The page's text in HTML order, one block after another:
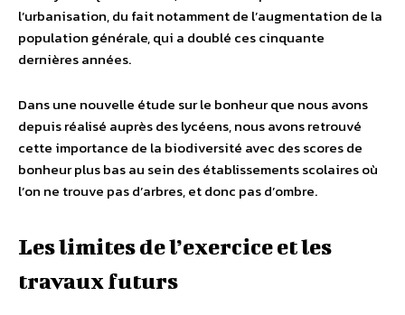
l’urbanisation, du fait notamment de l’augmentation de la
population générale, qui a doublé ces cinquante
dernières années.
Dans une nouvelle étude sur le bonheur que nous avons
depuis réalisé auprès des lycéens, nous avons retrouvé
cette importance de la biodiversité avec des scores de
bonheur plus bas au sein des établissements scolaires où
l’on ne trouve pas d’arbres, et donc pas d’ombre.
Les limites de l’exercice et les
travaux futurs